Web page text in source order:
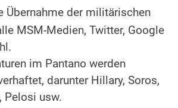
Übernahme der militärischen
MSM-Medien, Twitter, Google
im Pantano werden
darunter Hillary, Soros,
Pelosi usw.